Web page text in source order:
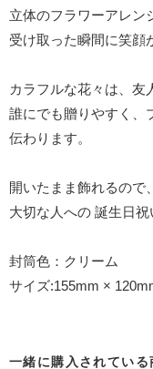
立体のフラワーアレン
受け取った瞬間に笑顔
カラフルな花々は、友
誰にでも贈りやすく、
伝わります。
開いたまま飾れるので、
大切な人への 誕生日祝
封筒色：クリーム
サイズ:155mm ×
一緒に購入されている